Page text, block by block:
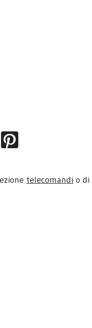
telecomandi o di